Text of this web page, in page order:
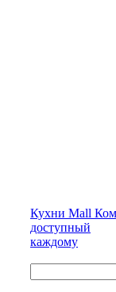
Кухни Mall
доступный
каждому